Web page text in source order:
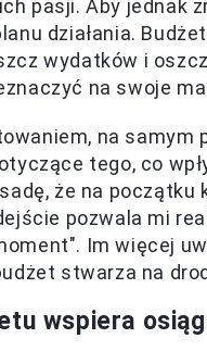
pasji. Aby jednak
działania.
wydatków i
na swoje
na samym
tego, co
że na początku
pozwala mi
Im więcej
stwarza na
wspiera